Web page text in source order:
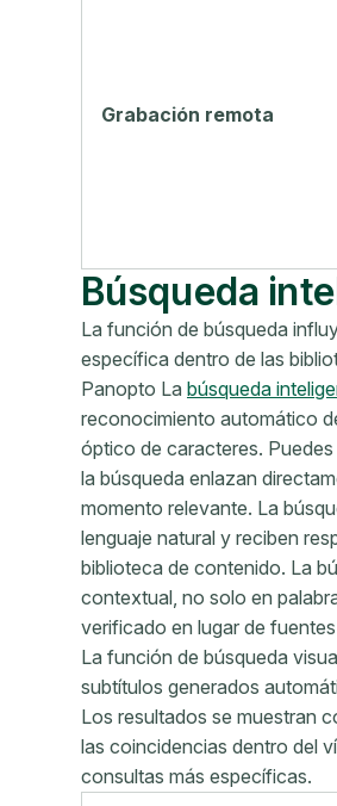
Grabación remota
Búsqueda
La función de búsqueda
específica dentro de las
Panopto La búsqueda
reconocimiento automático
óptico de caracteres.
la búsqueda enlazan
momento relevante. La
lenguaje natural y reciben
biblioteca de contenido. La
contextual, no solo en
verificado en lugar de
La función de búsqueda
subtítulos generados
Los resultados se muestran
las coincidencias dentro del
consultas más específicas.